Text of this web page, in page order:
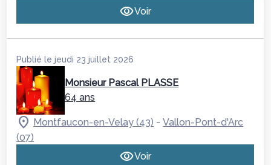
Voir
Publié le jeudi 23 juillet 2026
Monsieur Pascal PLASSE
64 ans
Montfaucon-en-Velay (43) -Vallon-Pont-d'Arc
(07)
Voir